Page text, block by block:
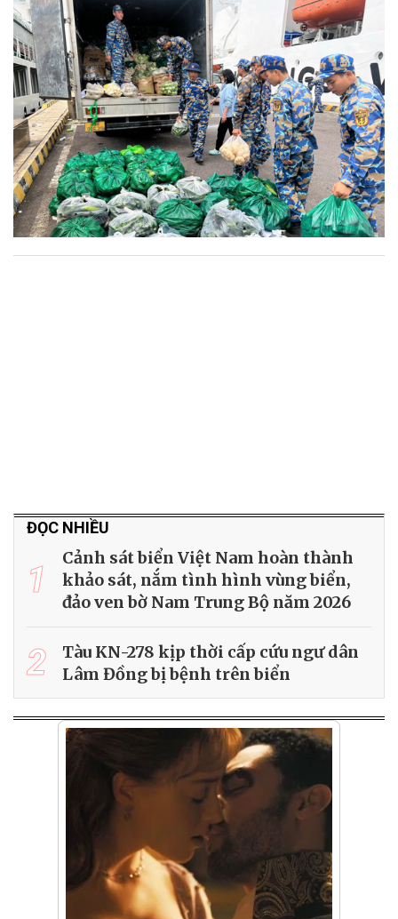
ĐỌC NHIỀU
1
Cảnh sát biển Việt Nam hoàn thành
khảo sát, nắm tình hình vùng biển,
đảo ven bờ Nam Trung Bộ năm 2026
2
Tàu KN-278 kịp thời cấp cứu ngư dân
Lâm Đồng bị bệnh trên biển